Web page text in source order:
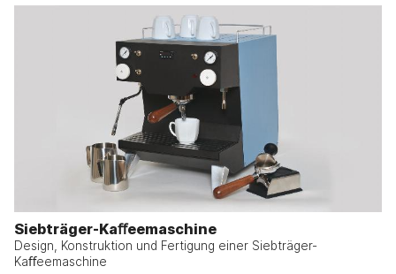
Siebträger-Kaﬀeemaschine
Design, Konstruktion und Fertigung einer Siebträger-
Kaﬀeemaschine